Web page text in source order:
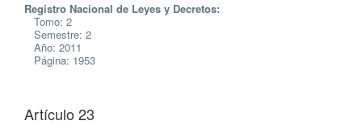
Registro Nacional de Leyes y Decretos:
Tomo: 2
Semestre: 2
Año: 2011
Página: 1953
Artículo 23